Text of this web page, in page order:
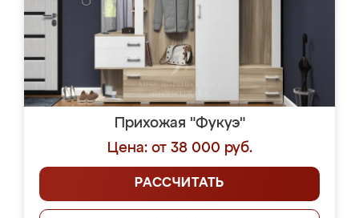
Прихожая "Фукуэ"
Цена: от 38 000 руб.
РАССЧИТАТЬ